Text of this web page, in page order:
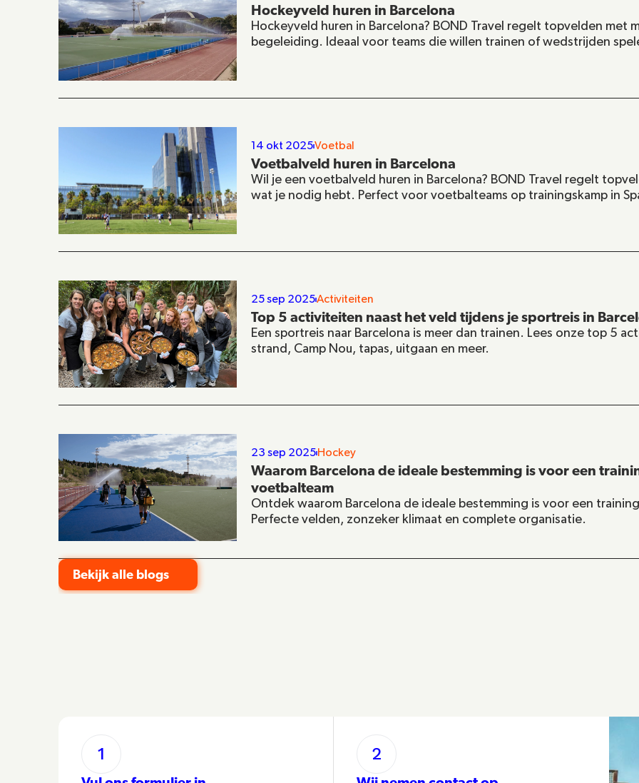
Hockeyveld huren in Barcelona
Hockeyveld huren in Barcelona? BOND Travel regelt topvelden met
begeleiding. Ideaal voor teams die willen trainen of wedstrijden
14 okt 2025Voetbal
Voetbalveld huren in Barcelona
Wil je een voetbalveld huren in Barcelona? BOND Travel regelt
wat je nodig hebt. Perfect voor voetbalteams op trainingskamp in
25 sep 2025Activiteiten
Top 5 activiteiten naast het veld tijdens je sportreis in
Een sportreis naar Barcelona is meer dan trainen. Lees onze top 5
strand, Camp Nou, tapas, uitgaan en meer.
23 sep 2025 Hockey
Waarom Barcelona de ideale bestemming is voor een
voetbalteam
Ontdek waarom Barcelona de ideale bestemming is voor een
Perfecte velden, zonzeker klimaat en complete organisatie.
Bekijk alle blogs
1 2